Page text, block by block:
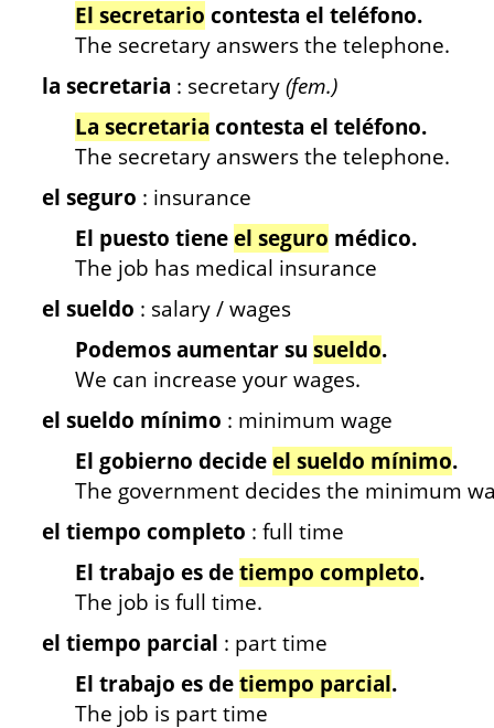
El secretario contesta el teléfono.
The secretary answers the telephone.
la secretaria : secretary(fem.)
La secretaria contesta el teléfono.
The secretary answers the telephone.
el seguro : insurance
El puesto tieneel seguro médico.
The job has medical insurance
el sueldo : salary / wages
Podemos aumentar su sueldo.
We can increase your wages.
el sueldo mínimo : minimum wage
El gobierno decideel sueldo mínimo.
The government decides the minimum
el tiempo completo : full time
El trabajo es detiempo completo.
The job is full time.
el tiempo parcial : part time
El trabajo es detiempo parcial.
The job is part time